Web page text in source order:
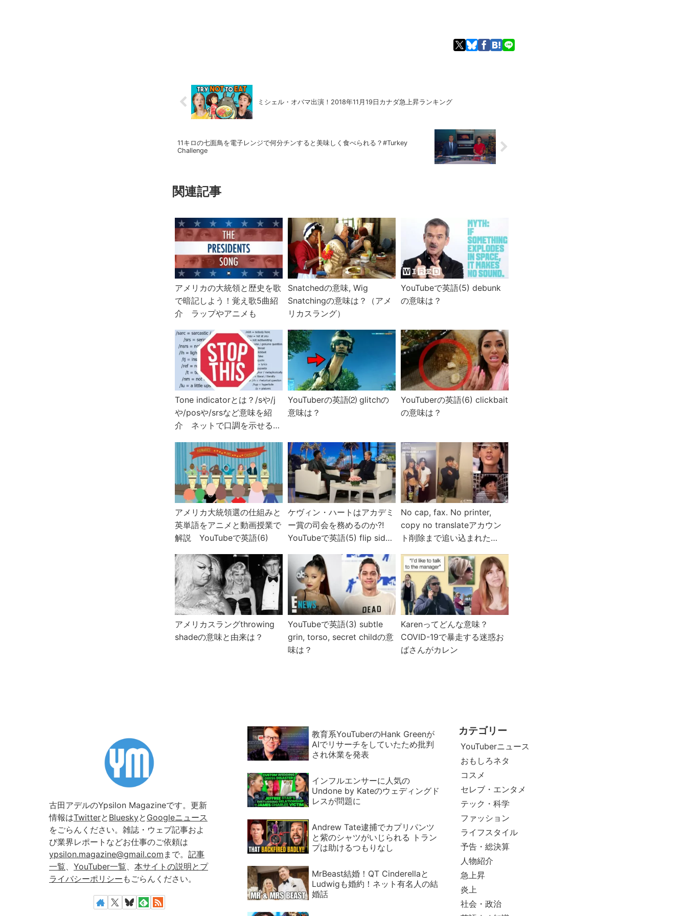
ミシェル・オバマ出演！2018年11月19日カナダ急上昇ランキング
11キロの七面鳥を電子レンジで何分チンすると美味しく食べられる？#Turkey
Challenge
関連記事
アメリカの大統領と歴史を歌
で暗記しよう！覚え歌5曲紹
介 ラップやアニメも
Snatchedの意味, Wig
Snatchingの意味は？（アメ
リカスラング）
YouTubeで英語(5) debunk
の意味は？
Tone indicatorとは？/sや/j
や/posや/srsなど意味を紹
介 ネットで口調を示せる便
YouTuberの英語⑵ glitchの
意味は？
YouTuberの英語(6) clickbait
の意味は？
アメリカ大統領選の仕組みと
英単語をアニメと動画授業で
解説 YouTubeで英語(6)
ケヴィン・ハートはアカデミ
ー賞の司会を務めるのか⁈
YouTubeで英語(5) flip side,
は？
No cap, fax. No printer,
copy no translateアカウン
ト削除まで追い込まれた
アメリカスラングthrowing
shadeの意味と由来は？
YouTubeで英語(3) subtle
grin, torso, secret childの意
味は？
Karenってどんな意味？
COVID-19で暴走する迷惑お
ばさんがカレン
古田アデルのYpsilon Magazineです。更新
情報はTwitterと Blueskyと Googleニュース
をごらんください。雑誌・ウェブ記事およ
び業界レポートなどお仕事のご依頼は
ypsilon.magazine@gmail.com まで。 記事
一覧
YouTuber一覧
本サイトの説明とプ
ライバシーポリシー もごらんください。
教育系YouTuberのHank Greenが
AIでリサーチをしていたため批判
され休業を発表
インフルエンサーに人気の
Undone by Kateのウェディングド
レスが問題に
Andrew Tate逮捕でカプリパンツ
と紫のシャツがいじられる トラン
プは助けるつもりなし
MrBeast結婚！QT Cinderellaと
Ludwigも婚約！ネット有名人の結
婚話
カテゴリー
YouTuberニュース
おもしろネタ
コスメ
セレブ・エンタメ
テック・科学
ファッション
ライフスタイル
予告・総決算
人物紹介
急上昇
炎上
社会・政治